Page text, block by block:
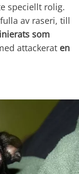
speciellt rolig.
av raseri, till
som
attackerat en